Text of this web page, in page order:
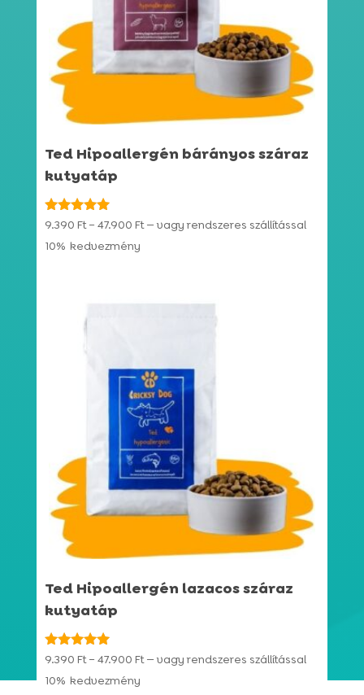
Ted Hipoallergén bárányos száraz
kutyatáp
Értékelés:
/ 5
9.390 Ft – 47.900 FtÁrtartomány:
— vagy rendszeres szállítással
10% kedvezmény
Ted Hipoallergén lazacos száraz
kutyatáp
Értékelés:
/ 5
9.390 Ft – 47.900 FtÁrtartomány:
— vagy rendszeres szállítással
10% kedvezmény